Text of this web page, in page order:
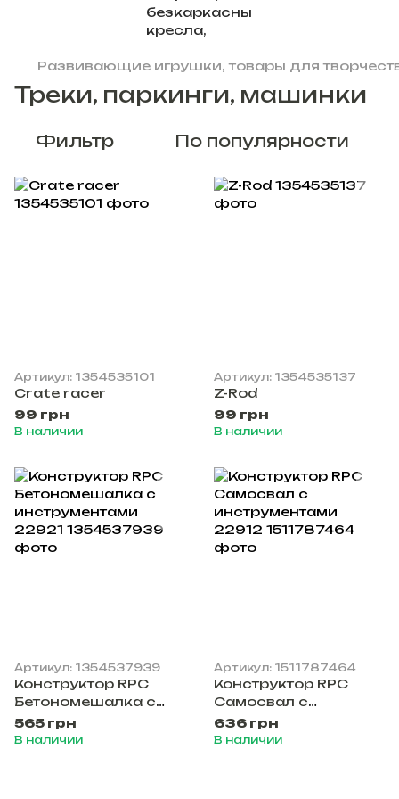
Развивающие игрушки, товары для
Треки, паркинги, машинки
Фильтр По популярности
Артикул: 1354535101
Crate racer
99 грн
В наличии
Артикул: 1354535137
Z-Rod
99 грн
В наличии
Артикул: 1354537939
Конструктор RPC
Бетономешалка с
инструментами
22921
565 грн
В наличии
Артикул: 1511787464
Конструктор RPC
Самосвал с
инструментами
22912
636 грн
В наличии